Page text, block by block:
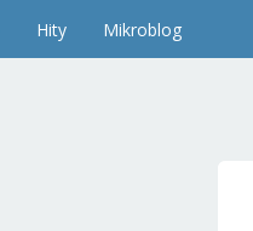
Hity Mikroblog